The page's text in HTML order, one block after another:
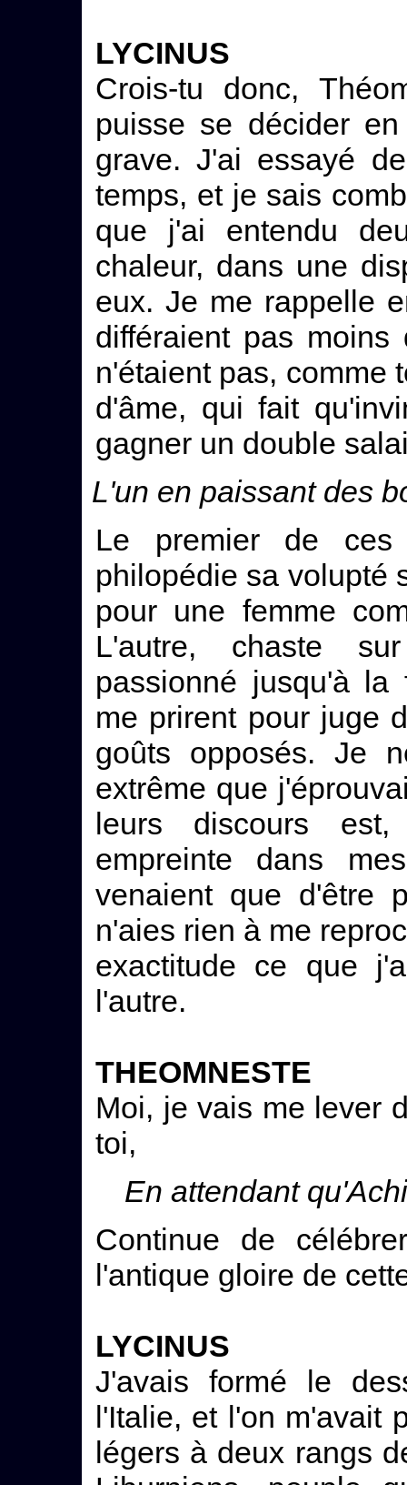
LYCINUS
Crois-tu donc,
puisse se décider
grave. J'ai essayé
temps, et je sais
que j'ai entendu
chaleur, dans une
eux. Je me rappelle
différaient pas
n'étaient pas, comme
d'âme, qui fait
gagner un double
L'un en paissant des
Le premier de ces
philopédie sa volupté
pour une femme
L'autre, chaste
passionné jusqu'à
me prirent pour juge
goûts opposés. Je
extrême que
leurs discours
empreinte dans
venaient que d'être
n'aies rien à me
exactitude ce que
l'autre.
THEOMNESTE
Moi, je vais me lever
toi,
En attendant
Continue de
l'antique gloire de
LYCINUS
J'avais formé le
l'Italie, et l'on m'avait
légers à deux rangs